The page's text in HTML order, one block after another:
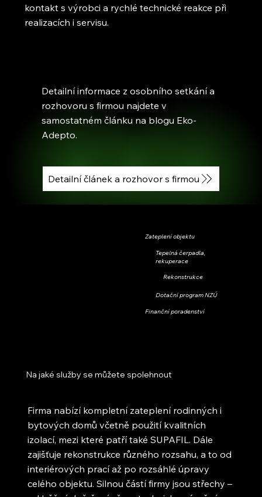
kontakt s výrobci a rychlé technické reakce při
realizacích i servisu.
Detailní informace z osobního setkání a
rozhovoru s firmou najdete v
samostatném článku na blogu Eko-
Adepto.
Detailní článek a rozhovor s firmou
Zateplení objektu
Tepelná čerpadla,
rekuperace
Rekonstrukce
Dotační program NZÚ
Finanční poradenství
Na jaké služby se můžete spolehnout
Firma nabízí kompletní zateplení rodinných i
bytových domů včetně použití kvalitních
izolací, mezi které patří také SUPAFIL. Dále
zajišťuje rekonstrukce různého rozsahu, a to od
interiérových prací až po rozsáhlé úpravy
celého objektu. Silnou částí firmy jsou střechy –